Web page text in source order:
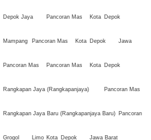
Depok Jaya Pancoran Mas Kota Depok
Mampang Pancoran Mas Kota Depok
Jawa
Pancoran Mas Pancoran Mas Kota Depok
Rangkapan Jaya (Rangkapanjaya)
Pancoran Mas
Rangkapan Jaya Baru (Rangkapanjaya Baru) Pancoran
Grogol Limo Kota Depok
Jawa Barat